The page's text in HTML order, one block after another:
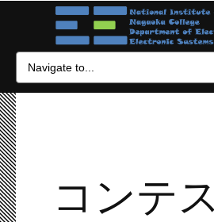
コンテ